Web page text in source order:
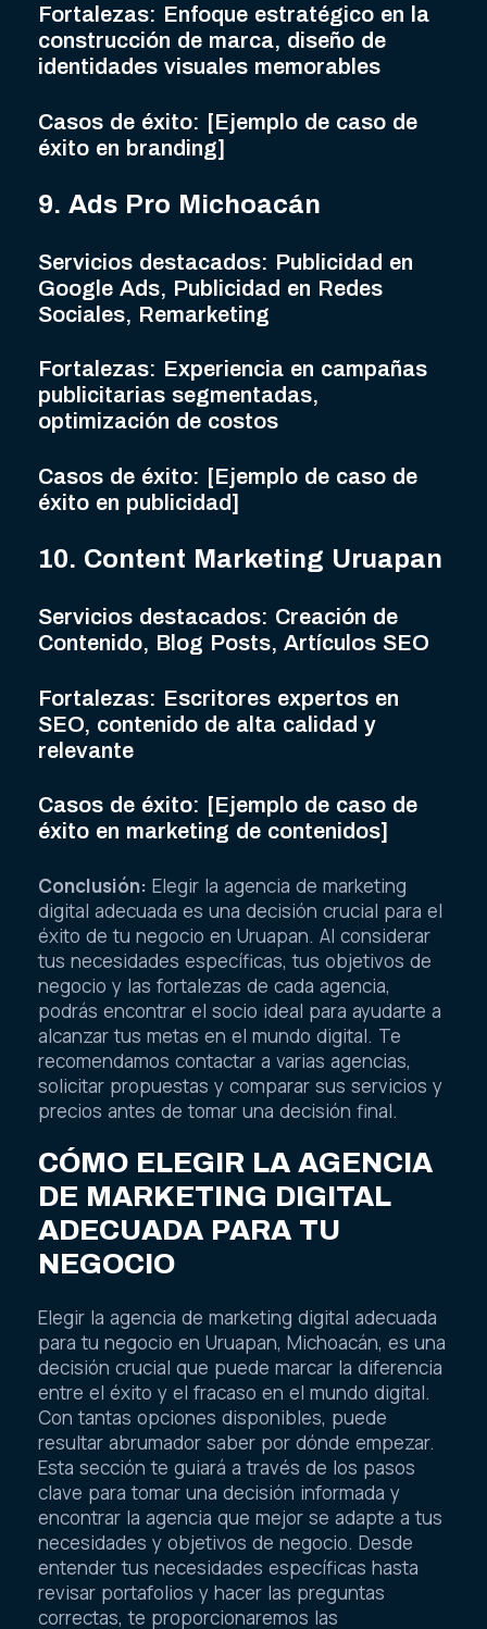
Fortalezas: Enfoque estratégico en la
construcción de marca, diseño de
identidades visuales memorables
Casos de éxito: [Ejemplo de caso de
éxito en branding]
9. Ads Pro Michoacán
Servicios destacados: Publicidad en
Google Ads, Publicidad en Redes
Sociales, Remarketing
Fortalezas: Experiencia en campañas
publicitarias segmentadas,
optimización de costos
Casos de éxito: [Ejemplo de caso de
éxito en publicidad]
10. Content Marketing Uruapan
Servicios destacados: Creación de
Contenido, Blog Posts, Artículos SEO
Fortalezas: Escritores expertos en
SEO, contenido de alta calidad y
relevante
Casos de éxito: [Ejemplo de caso de
éxito en marketing de contenidos]
Conclusión: Elegir la agencia de marketing
digital adecuada es una decisión crucial para el
éxito de tu negocio en Uruapan. Al considerar
tus necesidades específicas, tus objetivos de
negocio y las fortalezas de cada agencia,
podrás encontrar el socio ideal para ayudarte a
alcanzar tus metas en el mundo digital. Te
recomendamos contactar a varias agencias,
solicitar propuestas y comparar sus servicios y
precios antes de tomar una decisión final.
CÓMO ELEGIR LA AGENCIA
DE MARKETING DIGITAL
ADECUADA PARA TU
NEGOCIO
Elegir la agencia de marketing digital adecuada
para tu negocio en Uruapan, Michoacán, es una
decisión crucial que puede marcar la diferencia
entre el éxito y el fracaso en el mundo digital.
Con tantas opciones disponibles, puede
resultar abrumador saber por dónde empezar.
Esta sección te guiará a través de los pasos
clave para tomar una decisión informada y
encontrar la agencia que mejor se adapte a tus
necesidades y objetivos de negocio. Desde
entender tus necesidades específicas hasta
revisar portafolios y hacer las preguntas
correctas, te proporcionaremos las